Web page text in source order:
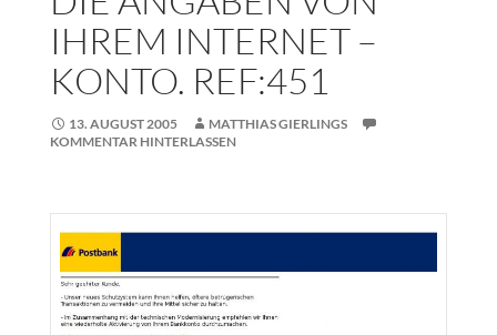
IHREM INTERNET –
KONTO. REF:451
13. AUGUST 2005
MATTHIAS GIERLINGS
KOMMENTAR HINTERLASSEN